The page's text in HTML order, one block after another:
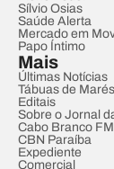
Sílvio Osias
Saúde Alerta
Mercado em
Papo Íntimo
Mais
Últimas Notícias
Tábuas de
Editais
Sobre o Jornal
Cabo Branco FM
CBN Paraíba
Expediente
Comercial